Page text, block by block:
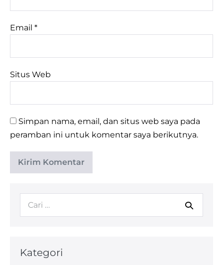
Email *
Situs Web
Simpan nama, email, dan situs web saya pada
peramban ini untuk komentar saya berikutnya.
Kategori